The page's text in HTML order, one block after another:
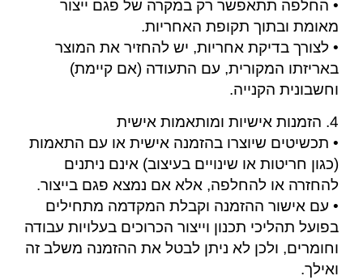
• החלפה תתאפשר רק במקרה של פגם ייצור
מאומת ובתוך תקופת האחריות.
• לצורך בדיקת אחריות, יש להחזיר את המוצר
באריזתו המקורית, עם התעודה (אם קיימת)
וחשבונית הקנייה.
4. הזמנות אישיות ומותאמות אישית
• תכשיטים שיוצרו בהזמנה אישית או עם התאמות
(כגון חריטות או שינויים בעיצוב) אינם ניתנים
להחזרה או להחלפה, אלא אם נמצא פגם בייצור.
• עם אישור ההזמנה וקבלת המקדמה מתחילים
בפועל תהליכי תכנון וייצור הכרוכים בעלויות עבודה
וחומרים, ולכן לא ניתן לבטל את ההזמנה משלב זה
ואילך.